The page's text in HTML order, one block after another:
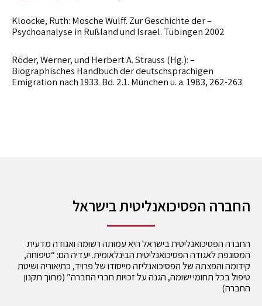
– Kloocke, Ruth: Mosche Wulff. Zur Geschichte der
Psychoanalyse in Rußland und Israel. Tübingen 2002
– Röder, Werner, und Herbert A. Strauss (Hg.):
Biographisches Handbuch der deutschsprachigen
Emigration nach 1933. Bd. 2.1. München u. a. 1983, 262-263
החברה הפסיכואנליטית בישראל
החברה הפסיכואנליטית בישראל היא עמותה רשומה ואגודה מדעית
המסונפת לאגודה הפסיכואנליטית הבינלאומית. יעדיה הם: “טיפוחה,
קידומה והפצתה של הפסיכואנליזה מייסודו של פרויד, כתיאוריה ושיטת
טיפול בכל תחומי ישומה, הגנה על זכויות חברי החברה” (מתוך תקנון
החברה)